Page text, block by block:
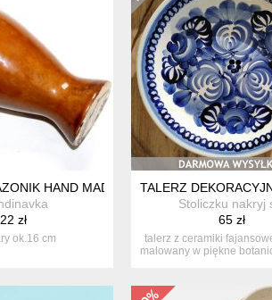
HAND MADE WOŁKUSZE PRL
22 zł
ok.16 cm
TALERZ
Stoliczku nakryj
65 zł
talerz z ceramiki
malowany w piękne